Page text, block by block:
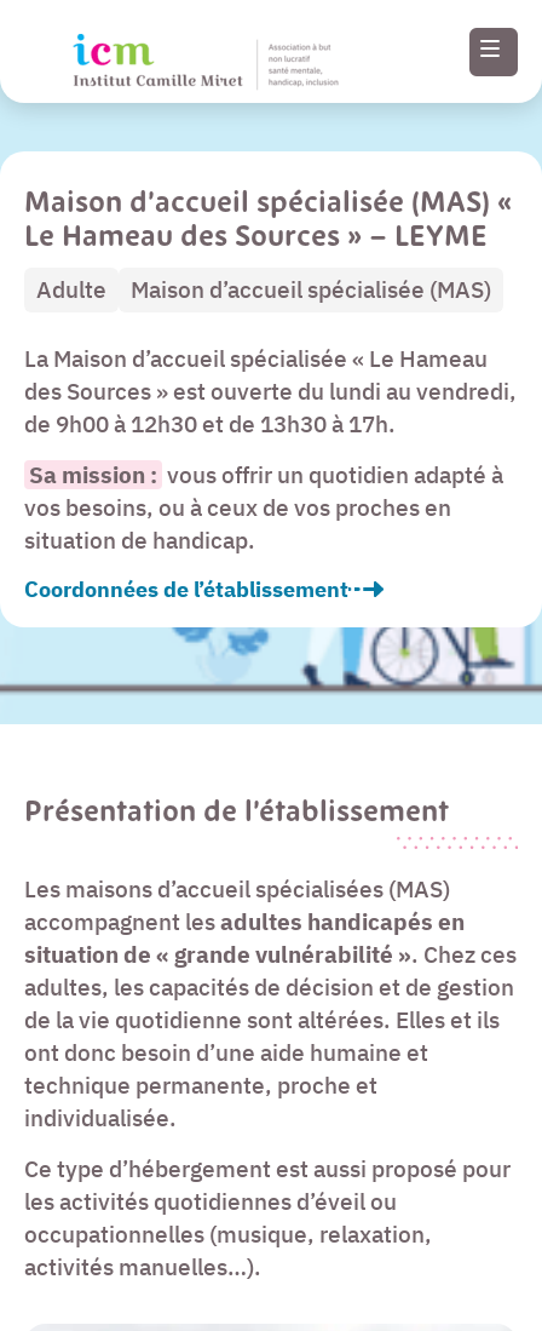
Menu
Paramètres
Contenu
Pied de page
Maison d’accueil spécialisée (MAS) «
Le Hameau des Sources » – LEYME
Adulte
Maison d’accueil spécialisée (MAS)
La Maison d’accueil spécialisée « Le Hameau
des Sources » est ouverte du lundi au vendredi,
de 9h00 à 12h30 et de 13h30 à 17h.
Sa mission : vous offrir un quotidien adapté à
vos besoins, ou à ceux de vos proches en
situation de handicap.
Coordonnées de l’établissement
Présentation de l’établissement
Les maisons d’accueil spécialisées (MAS)
accompagnent lesadultes handicapés en
situation de « grande vulnérabilité ». Chez ces
adultes, les capacités de décision et de gestion
de la vie quotidienne sont altérées. Elles et ils
ont donc besoin d’une aide humaine et
technique permanente, proche et
individualisée.
Ce type d’hébergement est aussi proposé pour
les activités quotidiennes d’éveil ou
occupationnelles (musique, relaxation,
activités manuelles…).